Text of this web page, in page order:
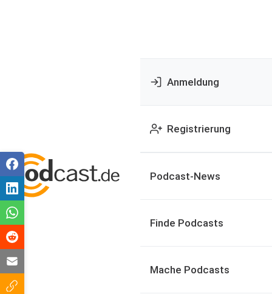
Anmeldung
Registrierung
Podcast-News
Finde Podcasts
Mache Podcasts